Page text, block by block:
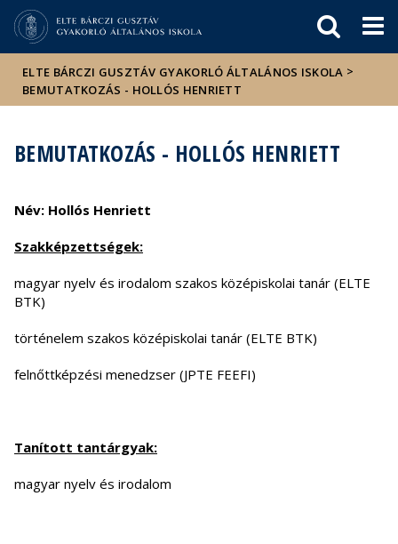
Események
sajtóban
ELTE BÁRCZI GUSZTÁV GYAKORLÓ ÁLTALÁNOS ISKOLA >
BEMUTATKOZÁS - HOLLÓS HENRIETT
BEMUTATKOZÁS - HOLLÓS HENRIETT
Név: Hollós Henriett
Szakképzettségek:
magyar nyelv és irodalom szakos középiskolai tanár (ELTE
BTK)
történelem szakos középiskolai tanár (ELTE BTK)
felnőttképzési menedzser (JPTE FEEFI)
Tanított tantárgyak:
magyar nyelv és irodalom